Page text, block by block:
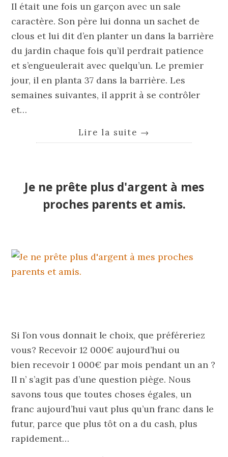
Il était une fois un garçon avec un sale
caractère. Son père lui donna un sachet de
clous et lui dit d’en planter un dans la barrière
du jardin chaque fois qu’il perdrait patience
et s’engueulerait avec quelqu’un. Le premier
jour, il en planta 37 dans la barrière. Les
semaines suivantes, il apprit à se contrôler
et…
Lire la suite →
Je ne prête plus d'argent à mes
proches parents et amis.
Si l’on vous donnait le choix, que préféreriez
vous? Recevoir 12 000€ aujourd’hui ou
bien recevoir 1 000€ par mois pendant un an ?
Il n’ s’agit pas d’une question piège. Nous
savons tous que toutes choses égales, un
franc aujourd’hui vaut plus qu’un franc dans le
futur, parce que plus tôt on a du cash, plus
rapidement…